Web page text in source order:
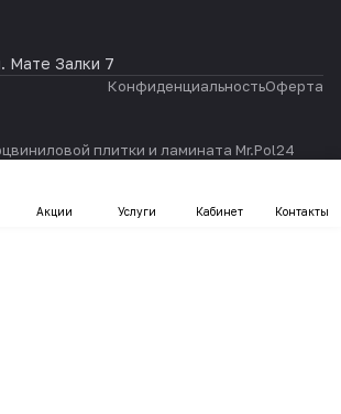
Акции Услуги Кабинет Контакты
Мате Залки 7
КонфиденциальностьОферта
плитки и ламината Mr.Pol24